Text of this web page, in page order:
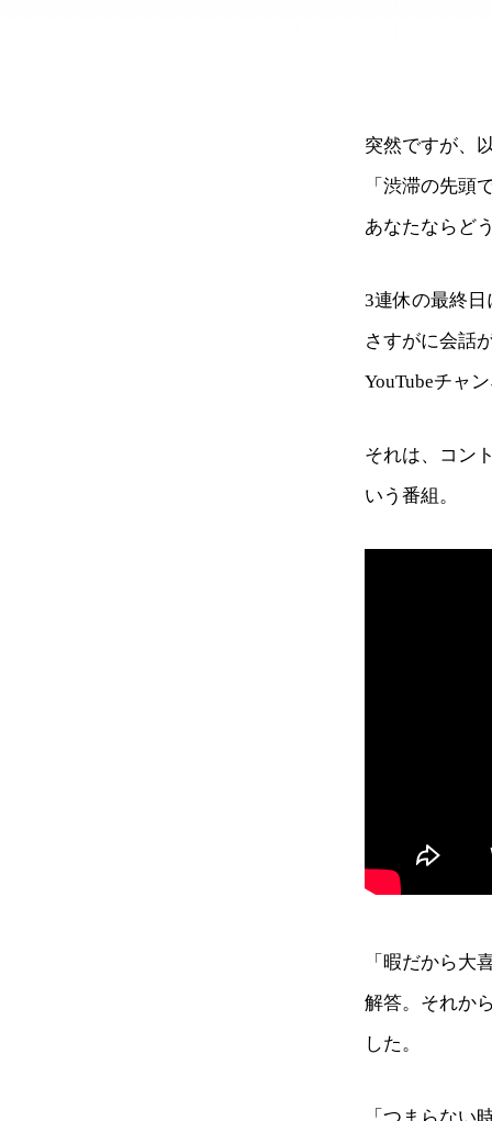
突然ですが、
「渋滞の先頭
あなたならど
3連休の最終
さすがに会話
YouTubeチャ
それは、コン
いう番組。
「暇だから大
解答。それか
した。